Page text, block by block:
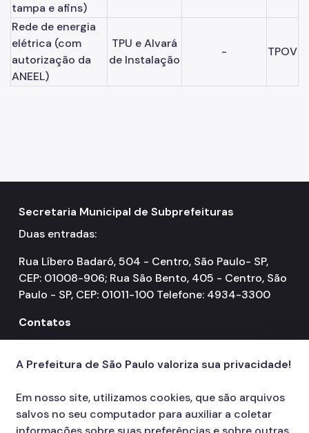
tampa e afins)
Rede de energia
elétrica (com
autorização da
ANEEL)
TPU e Alvará
de Instalação
- TPOV
Secretaria Municipal de Subprefeituras
Duas entradas:
Rua Líbero Badaró, 504 - Centro, São Paulo- SP,
CEP: 01008-906; Rua São Bento, 405 - Centro, São
Paulo - SP, CEP: 01011-100 Telefone: 4934-3300
Contatos
156
A Prefeitura de São Paulo valoriza sua privacidade!
Em nosso site, utilizamos cookies, que são arquivos
salvos no seu computador para auxiliar a coletar